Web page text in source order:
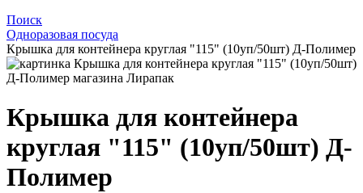
Поиск
Одноразовая посуда
Крышка для контейнера круглая "115" (10уп/50шт) Д-Полимер
Крышка для контейнера
круглая "115" (10уп/50шт) Д-
Полимер